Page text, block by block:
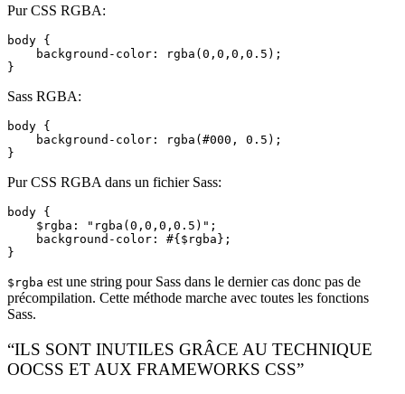
Pur CSS RGBA:
body {
    background-color: rgba(0,0,0,0.5);
Sass RGBA:
body {
    background-color: rgba(#000, 0.5);
Pur CSS RGBA dans un fichier Sass:
body {
    $rgba: "rgba(0,0,0,0.5)";
    background-color: #{$rgba};
$rgba est une string pour Sass dans le dernier cas donc pas de
précompilation. Cette méthode marche avec toutes les fonctions
Sass.
“ILS SONT INUTILES GRÂCE AU TECHNIQUE
OOCSS ET AUX FRAMEWORKS CSS”